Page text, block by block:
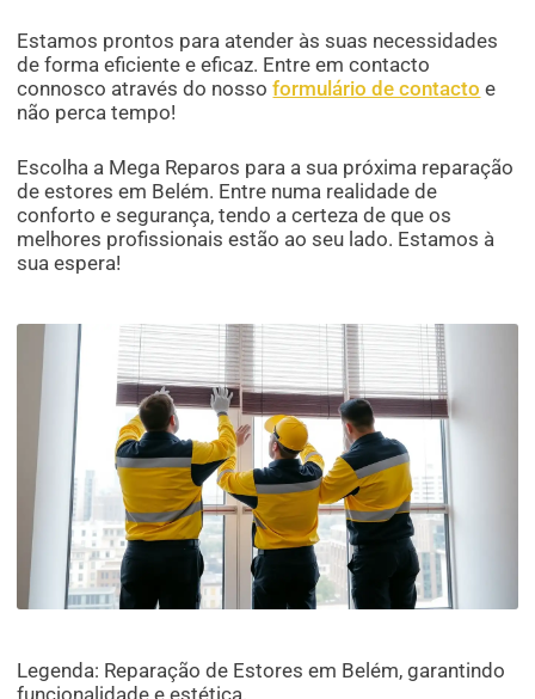
Estamos prontos para atender às suas necessidades
de forma eficiente e eficaz. Entre em contacto
connosco através do nossoformulário de contacto e
não perca tempo!
Escolha a Mega Reparos para a sua próxima reparação
de estores em Belém. Entre numa realidade de
conforto e segurança, tendo a certeza de que os
melhores profissionais estão ao seu lado. Estamos à
sua espera!
Legenda: Reparação de Estores em Belém, garantindo
funcionalidade e estética.